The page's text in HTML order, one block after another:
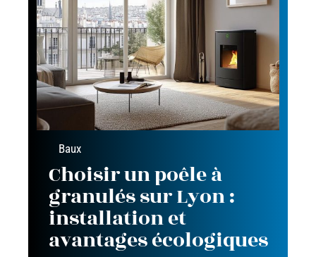
Baux
Choisir un poêle à
granulés sur Lyon :
installation et
avantages écologiques